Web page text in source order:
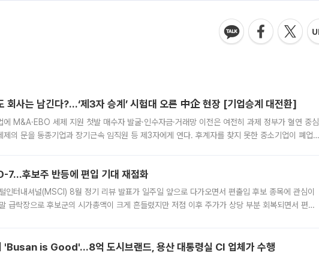
회사는 남긴다?…‘제3자 승계’ 시험대 오른 中企 현장 [기업승계 대전환]
에 M&A·EBO 세제 지원 첫발 매수자 발굴·인수자금·거래망 이전은 여전히 과제 정부가 혈연 중심
제의 문을 동종기업과 장기근속 임직원 등 제3자에게 연다. 후계자를 찾지 못한 중소기업이 폐업
7…후보주 반등에 편입 기대 재점화
인터내셔널(MSCI) 8월 정기 리뷰 발표가 일주일 앞으로 다가오면서 편출입 후보 종목에 관심이
급락장으로 후보군의 시가총액이 크게 흔들렸지만 저점 이후 주가가 상당 부분 회복되면서 편입
'Busan is Good'…8억 도시브랜드, 용산 대통령실 CI 업체가 수행